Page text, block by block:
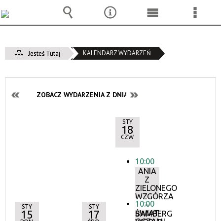
Jesteś Tutaj KALENDARZ WYDARZEŃ
ZOBACZ WYDARZENIA Z DNIA:
STY
15
STY
17
STY
18
CZW
10:00
ANIA
Z
ZIELONEGO
WZGÓRZA
–
ŚWIAT
10:00
BAMBERG
Wyszukiwarka
NarzędziaMenu
Menu